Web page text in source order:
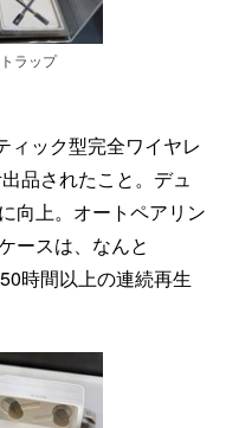
ラップ
ィック型完全ワイヤレ
品されたこと。デュ
向上。オートペアリン
ースは、なんと
時間以上の連続再生